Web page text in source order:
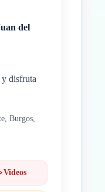
del
y disfruta
Burgos,
Videos